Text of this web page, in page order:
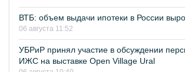
ВТБ: объем выдачи ипотеки в России
06 августа 11:52
УБРиР принял участие в обсуждении
ИЖС на выставке Open Village Ural